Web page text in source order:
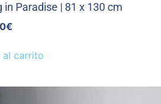
in Paradise | 81 x 130 cm
€
al carrito